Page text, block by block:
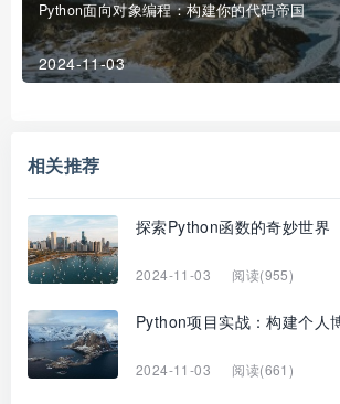
Python面向对象编程：构建你的代码帝国
2024-11-03
相关推荐
探索Python函数的奇妙世界
2024-11-03 阅读(955)
Python项目实战：构建个人
2024-11-03 阅读(661)